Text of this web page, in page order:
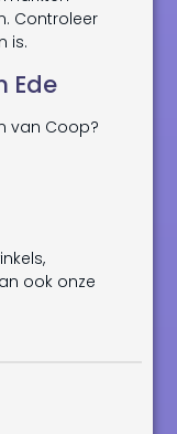
Controleer
is.
Ede
van Coop?
ook onze